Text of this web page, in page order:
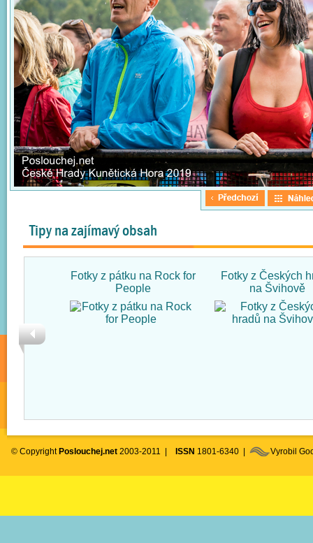
Tipy na zajímavý obsah
Fotky z pátku na Rock for
People
Fotky z Českých
na Švihově
© Copyright Poslouchej.net 2003-2011 | ISSN 1801-6340 | Vyrobil